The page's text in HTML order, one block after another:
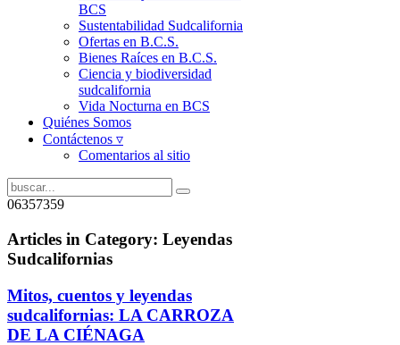
BCS
Sustentabilidad Sudcalifornia
Ofertas en B.C.S.
Bienes Raíces en B.C.S.
Ciencia y biodiversidad
sudcalifornia
Vida Nocturna en BCS
Quiénes Somos
Contáctenos ▿
Comentarios al sitio
06357359
Articles in Category: Leyendas
Sudcalifornias
Mitos, cuentos y leyendas
sudcalifornias: LA CARROZA
DE LA CIÉNAGA